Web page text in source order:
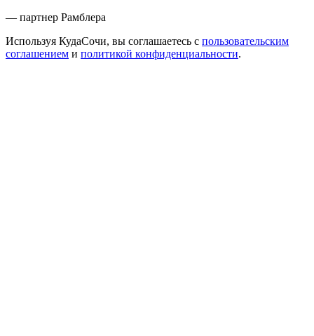
— партнер Рамблера
Используя КудаСочи, вы соглашаетесь с пользовательским
соглашением и политикой конфиденциальности.